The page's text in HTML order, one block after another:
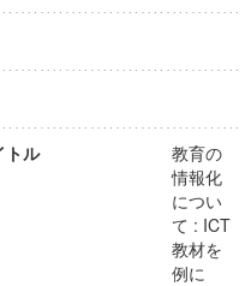
トル
教育の
情報化
につい
て : ICT
教材を
例に